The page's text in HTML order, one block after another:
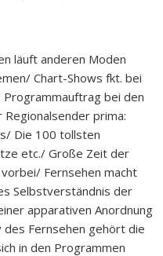
läuft anderen Moden
Chart-Shows fkt. bei
bei den
prima:
Die 100 tollsten
etc./ Große Zeit der
Fernsehen macht
Selbstverständnis der
apparativen Anordnung
Fernsehen gehört die
in den Programmen